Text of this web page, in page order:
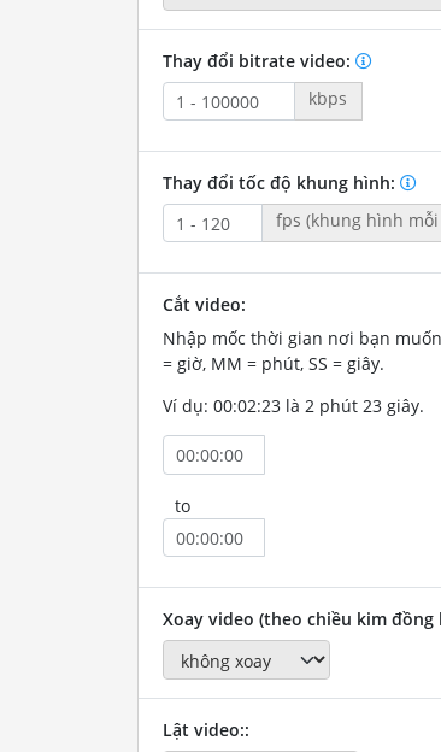
Thay đổi bitrate video:
kbps
Thay đổi tốc độ khung hình:
fps (khung hình mỗi
Cắt video:
Nhập mốc thời gian nơi bạn
= giờ, MM = phút, SS = giây.
Ví dụ: 00:02:23 là 2 phút 23 giây.
to
Xoay video (theo chiều kim đồng
Lật video::